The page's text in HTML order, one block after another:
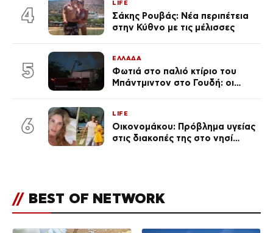
4
LIFE
Σάκης Ρουβάς: Νέα περιπέτεια
στην Κύθνο με τις μέλισσες
5
ΕΛΛΑΔΑ
Φωτιά στο παλιό κτίριο του
Μπάντμιντον στο Γουδή: οι
πλήθος ελλείψεων και σοβαρών
κενών»
6
LIFE
Οικονομάκου: Πρόβλημα υγείας
στις διακοπές της στο νησί
// BEST OF NETWORK